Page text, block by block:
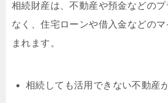
相続財産は、不動産や預金などの
なく、住宅ローンや借入金などの
まれます。
相続しても活用できない不動産